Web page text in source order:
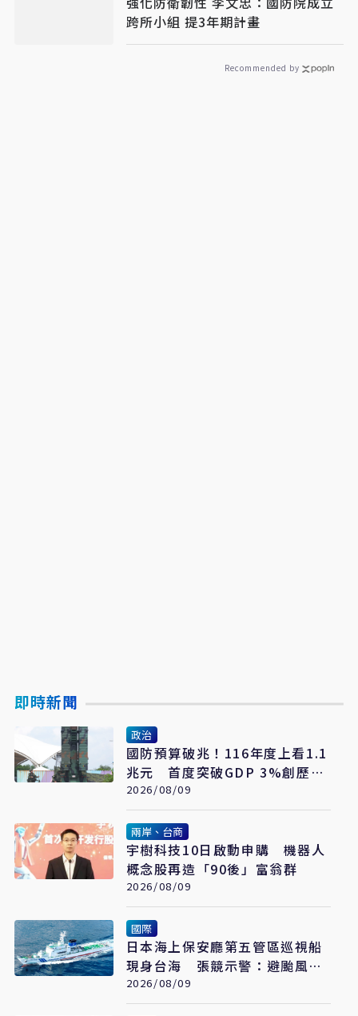
跨所小組 提3年期計畫
Recommended by
即時新聞
政治
國防預算破兆！116年度上看1.1
兆元 首度突破GDP 3%創歷史
新高
2026/08/09
兩岸、台商
宇樹科技10日啟動申購 機器人
概念股再造「90後」富翁群
2026/08/09
國際
日本海上保安廳第五管區巡視船
現身台海 張競示警：避颱風也
要關注航行動向
2026/08/09